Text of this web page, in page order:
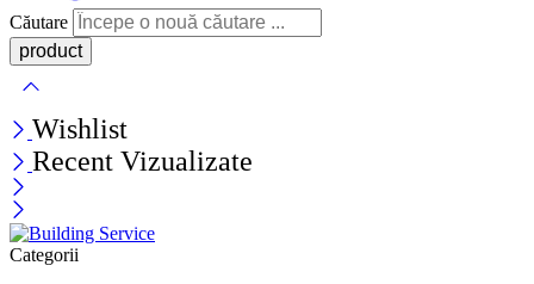
Căutare
Wishlist
Recent Vizualizate
Categorii